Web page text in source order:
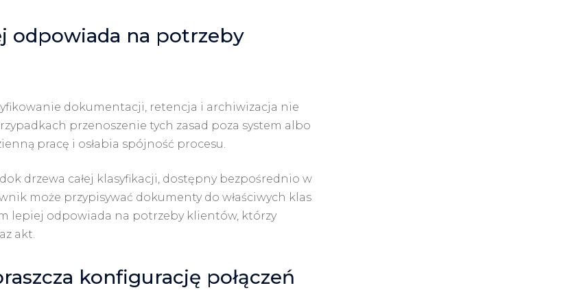
odpowiada na potrzeby
dokumentacji, retencja i archiwizacja nie
przenoszenie tych zasad poza system albo
pracę i osłabia spójność procesu.
drzewa całej klasyfikacji, dostępny bezpośrednio w
może przypisywać dokumenty do właściwych klas
lepiej odpowiada na potrzeby klientów, którzy
akt.
konfigurację połączeń